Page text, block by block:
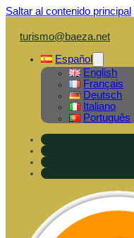
Saltar al contenido principal
turismo@baeza.net
Español
English
Français
Deutsch
Italiano
Português